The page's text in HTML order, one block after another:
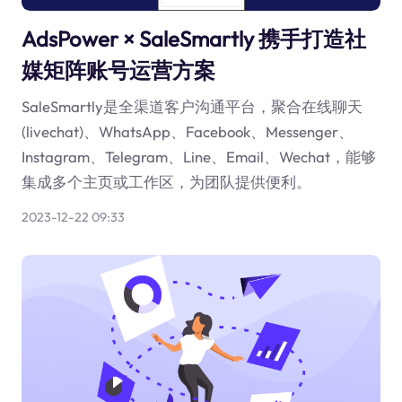
AdsPower × SaleSmartly 携手打造社
媒矩阵账号运营方案
SaleSmartly是全渠道客户沟通平台，聚合在线聊天
(livechat)、WhatsApp、Facebook、Messenger、
Instagram、Telegram、Line、Email、Wechat，能够
集成多个主页或工作区，为团队提供便利。
2023-12-22 09:33